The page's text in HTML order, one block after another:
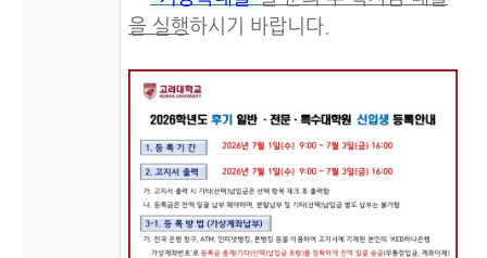
을 실행하시기 바랍니다.